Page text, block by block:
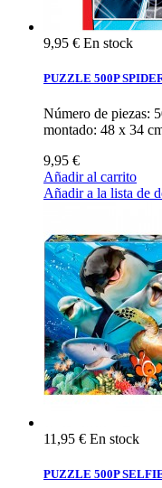
9,95 € En stock
PUZZLE 500P
Número de piezas:
montado: 48 x 34
9,95 €
Añadir al carrito
Añadir a la lista de
11,95 € En stock
PUZZLE 500P